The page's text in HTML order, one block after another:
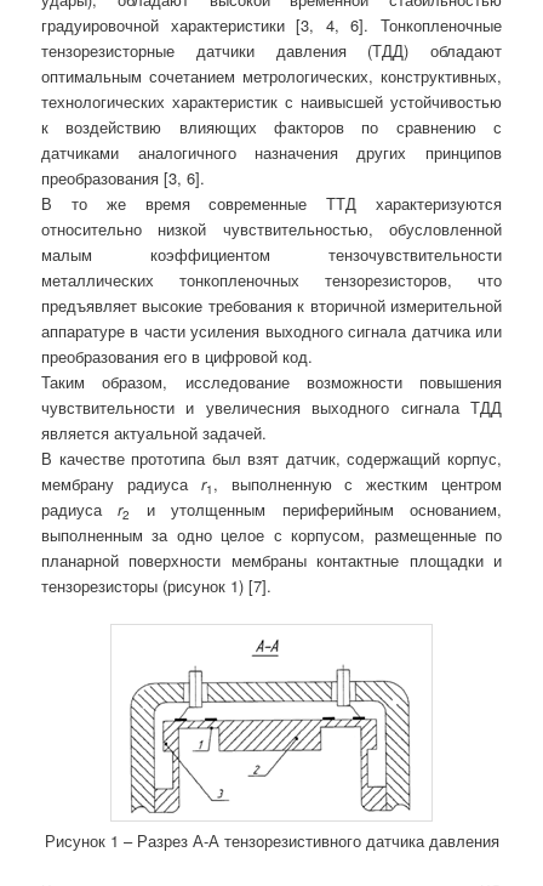
градуировочной характеристики [3, 4, 6]. Тонкопленочные
тензорезисторные датчики давления (ТДД) обладают
оптимальным сочетанием метрологических, конструктивных,
технологических характеристик с наивысшей устойчивостью
к воздействию влияющих факторов по сравнению с
датчиками аналогичного назначения других принципов
преобразования [3, 6].
В то же время современные ТТД характеризуются
относительно низкой чувствительностью, обусловленной
малым коэффициентом тензочувствительности
металлических тонкопленочных тензорезисторов, что
предъявляет высокие требования к вторичной измерительной
аппаратуре в части усиления выходного сигнала датчика или
преобразования его в цифровой код.
Таким образом, исследование возможности повышения
чувствительности и увеличесния выходного сигнала ТДД
является актуальной задачей.
В качестве прототипа был взят датчик, содержащий корпус,
мембрану радиуса r1 , выполненную с жестким центром
радиусаr2
и утолщенным периферийным основанием,
выполненным за одно целое с корпусом, размещенные по
планарной поверхности мембраны контактные площадки и
тензорезисторы (рисунок 1) [7].
Рисунок 1 – Разрез А-А тензорезистивного датчика давления